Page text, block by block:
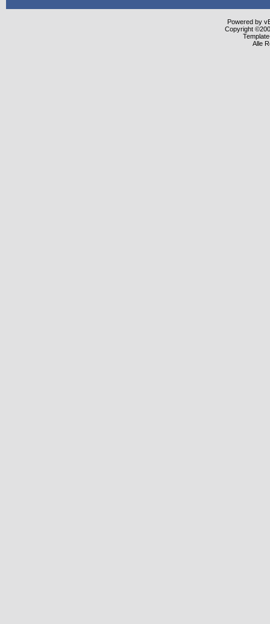
Powered by
Copyright
Alle